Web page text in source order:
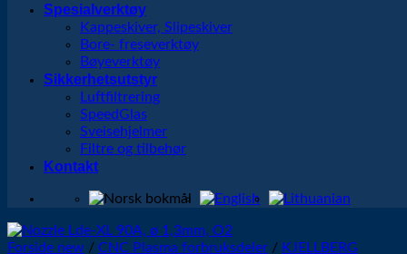
Spesialverktøy
Kappeskiver, Slipeskiver
Bore- freseverktøy
Bøyeverktøy
Sikkerhetsutstyr
Luftfiltrering
SpeedGlas
Sveisehjelmer
Filtre og tilbehør
Kontakt
Forside new / CNC Plasma forbruksdeler / KJELLBERG